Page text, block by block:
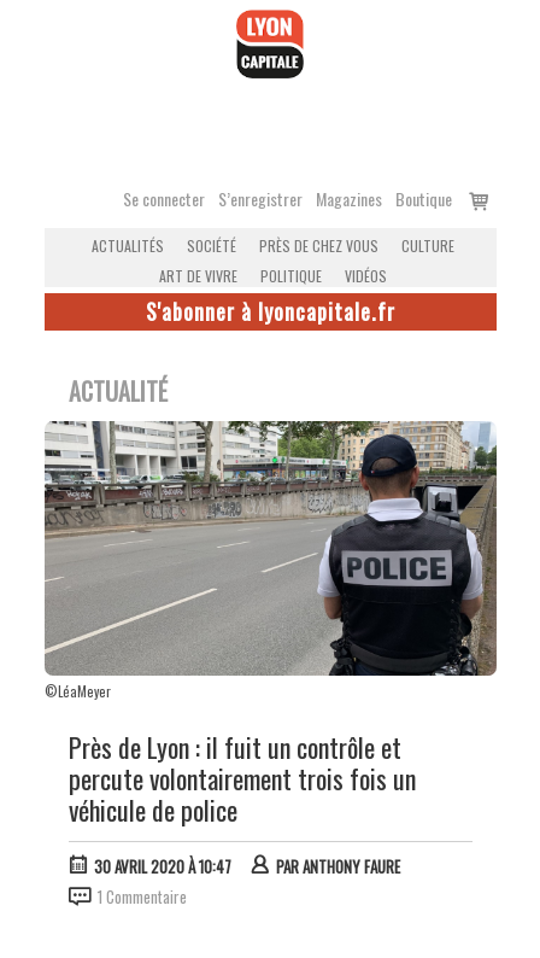
Se connecter S’enregistrer Magazines Boutique
Voir
ACTUALITÉS SOCIÉTÉ PRÈS DE CHEZ VOUS
CULTURE
ART DE VIVRE
POLITIQUE VIDÉOS
S'abonner à lyoncapitale.fr
ACTUALITÉ
©LéaMeyer
Près de Lyon : il fuit un contrôle et
percute volontairement trois fois un
véhicule de police
30 AVRIL 2020 À 10:47 PARANTHONY FAURE
1 Commentaire